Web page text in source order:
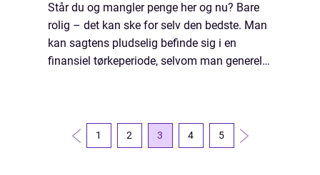
Står du og mangler penge her og nu? Bare
rolig – det kan ske for selv den bedste. Man
kan sagtens pludselig befinde sig i en
finansiel tørkeperiode, selvom man generelt
1 2 3 4 5